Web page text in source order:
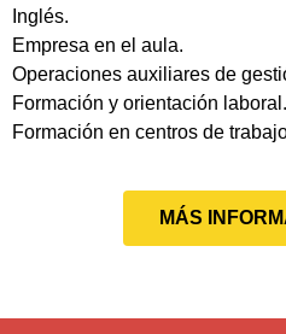
Inglés.
Empresa en el aula.
Operaciones auxiliares de
Formación y orientación laboral.
Formación en centros de
MÁS